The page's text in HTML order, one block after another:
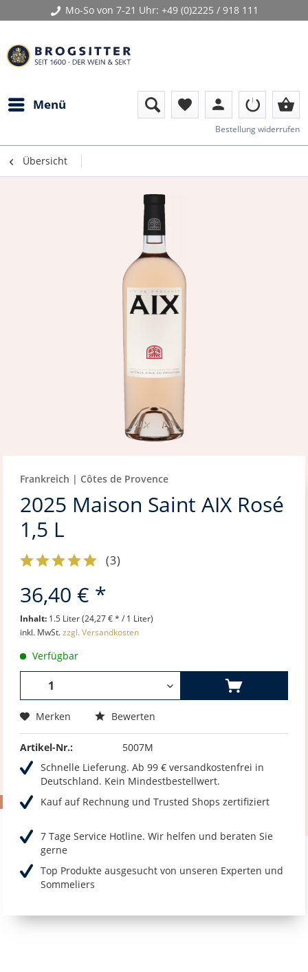
Mo-So von 7-21 Uhr: +49 (0)2225 / 918 111
Menü favorite person shopping_basket
Bestellung widerrufen
Übersicht
Frankreich | Côtes de Provence
2025 Maison Saint AIX Rosé
1,5 L
(3)
36,40 € *
Inhalt: 1.5 Liter (24,27 € * / 1 Liter)
inkl. MwSt.zzgl. Versandkosten
Verfügbar
Merken Bewerten
Artikel-Nr.:
5007M
Schnelle Lieferung. Ab 99 € versandkostenfrei in
Deutschland. Kein Mindestbestellwert.
Kauf auf Rechnung und Trusted Shops zertifiziert
7 Tage Service Hotline. Wir helfen und beraten Sie
gerne
Top Produkte ausgesucht von unseren Experten und
Sommeliers